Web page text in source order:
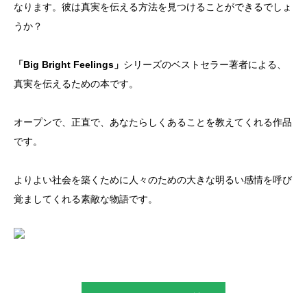
なります。彼は真実を伝える方法を見つけることができるでしょ
うか？
「Big Bright Feelings」 シリーズのベストセラー著者による、
真実を伝えるための本です。
オープンで、正直で、あなたらしくあることを教えてくれる作品
です。
よりよい社会を築くために人々のための大きな明るい感情を呼び
覚ましてくれる素敵な物語です。